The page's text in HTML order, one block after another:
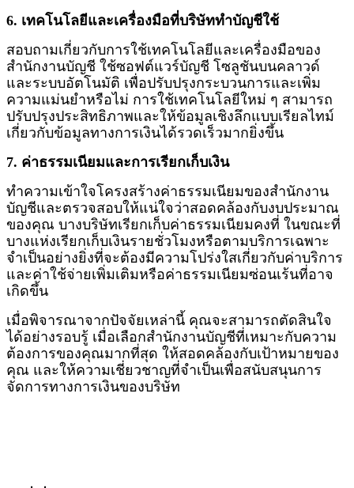
6. เทคโนโลยีและเครื่องมือที่บริษัททำบัญชีใช้
สอบถามเกี่ยวกับการใช้เทคโนโลยีและเครื่องมือของ
สำนักงานบัญชี ใช้ซอฟต์แวร์บัญชี โซลูชันบนคลาวด์
และระบบอัตโนมัติ เพื่อปรับปรุงกระบวนการและเพิ่ม
ความแม่นยำหรือไม่ การใช้เทคโนโลยีใหม่ ๆ สามารถ
ปรับปรุงประสิทธิภาพและให้ข้อมูลเชิงลึกแบบเรียลไทม์
เกี่ยวกับข้อมูลทางการเงินได้รวดเร็วมากยิ่งขึ้น
7. ค่าธรรมเนียมและการเรียกเก็บเงิน
ทำความเข้าใจโครงสร้างค่าธรรมเนียมของสำนักงาน
บัญชีและตรวจสอบให้แน่ใจว่าสอดคล้องกับงบประมาณ
ของคุณ บางบริษัทเรียกเก็บค่าธรรมเนียมคงที่ ในขณะที่
บางแห่งเรียกเก็บเงินรายชั่วโมงหรือตามบริการเฉพาะ
จำเป็นอย่างยิ่งที่จะต้องมีความโปร่งใสเกี่ยวกับค่าบริการ
และค่าใช้จ่ายเพิ่มเติมหรือค่าธรรมเนียมซ่อนเร้นที่อาจ
เกิดขึ้น
เมื่อพิจารณาจากปัจจัยเหล่านี้ คุณจะสามารถตัดสินใจ
ได้อย่างรอบรู้ เมื่อเลือกสำนักงานบัญชีที่เหมาะกับความ
ต้องการของคุณมากที่สุด ให้สอดคล้องกับเป้าหมายของ
คุณ และให้ความเชี่ยวชาญที่จำเป็นเพื่อสนับสนุนการ
จัดการทางการเงินของบริษัท